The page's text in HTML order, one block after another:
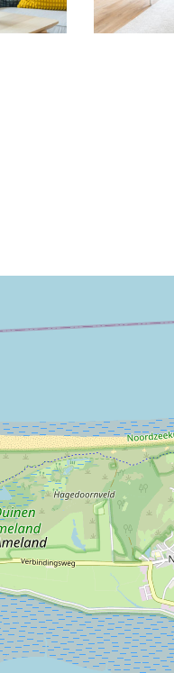
bowling
geschikt voor senioren
eetkamerstoelen
wastafel
garderobe